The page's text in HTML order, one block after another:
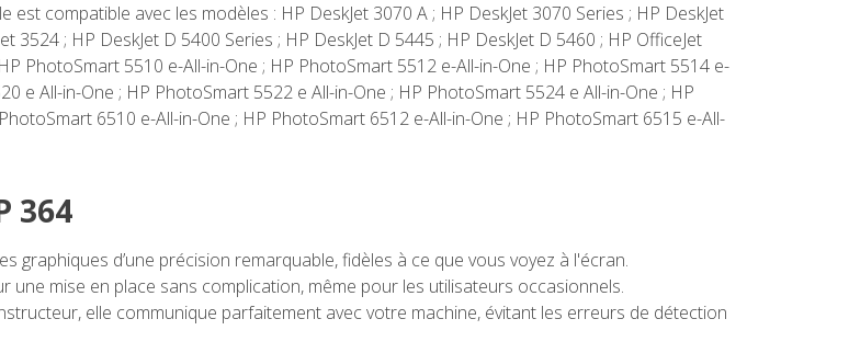
compatible avec les modèles : HP DeskJet 3070 A ; HP DeskJet 3070 Series ; HP DeskJet
3524 ; HP DeskJet D 5400 Series ; HP DeskJet D 5445 ; HP DeskJet D 5460 ; HP OfficeJet
PhotoSmart 5510 e-All-in-One ; HP PhotoSmart 5512 e-All-in-One ; HP PhotoSmart 5514 e-
e All-in-One ; HP PhotoSmart 5522 e All-in-One ; HP PhotoSmart 5524 e All-in-One ; HP
6510 e-All-in-One ; HP PhotoSmart 6512 e-All-in-One ; HP PhotoSmart 6515 e-All-
364
graphiques d’une précision remarquable, fidèles à ce que vous voyez à l'écran.
une mise en place sans complication, même pour les utilisateurs occasionnels.
elle communique parfaitement avec votre machine, évitant les erreurs de détection